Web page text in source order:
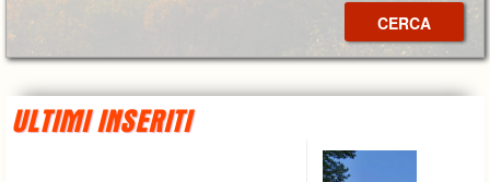
CERCA
ULTIMI INSERITI